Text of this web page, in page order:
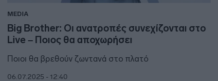
MEDIA
Big Brother: Οι ανατροπές συνεχίζονται στο
Live – Ποιος θα αποχωρήσει
Ποιοι θα βρεθούν ζωντανά στο πλατό
06.07.2025 - 12:40